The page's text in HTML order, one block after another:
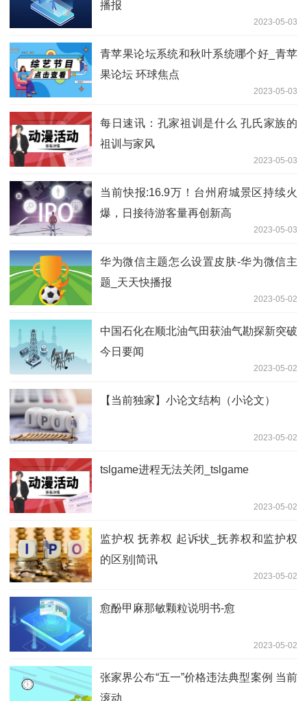
播报
2023-05-03
青苹果论坛系统和秋叶系统哪个好_青苹
果论坛 环球焦点
2023-05-03
每日速讯：孔家祖训是什么 孔氏家族的
祖训与家风
2023-05-03
当前快报:16.9万！台州府城景区持续火
爆，日接待游客量再创新高
2023-05-03
华为微信主题怎么设置皮肤-华为微信主
题_天天快播报
2023-05-02
中国石化在顺北油气田获油气勘探新突破
今日要闻
2023-05-02
【当前独家】小论文结构（小论文）
2023-05-02
tslgame进程无法关闭_tslgame
2023-05-02
监护权 抚养权 起诉状_抚养权和监护权
的区别|简讯
2023-05-02
愈酚甲麻那敏颗粒说明书-愈
2023-05-02
张家界公布“五一”价格违法典型案例 当前
滚动